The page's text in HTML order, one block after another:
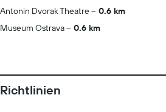
Antonin Dvorak Theatre
0.6 km
Museum Ostrava
0.6 km
Richtlinien